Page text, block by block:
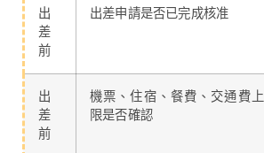
出
差
前
出差申請是否已完成核准
出
差
前
機票、住宿、餐費、交通費上
限是否確認